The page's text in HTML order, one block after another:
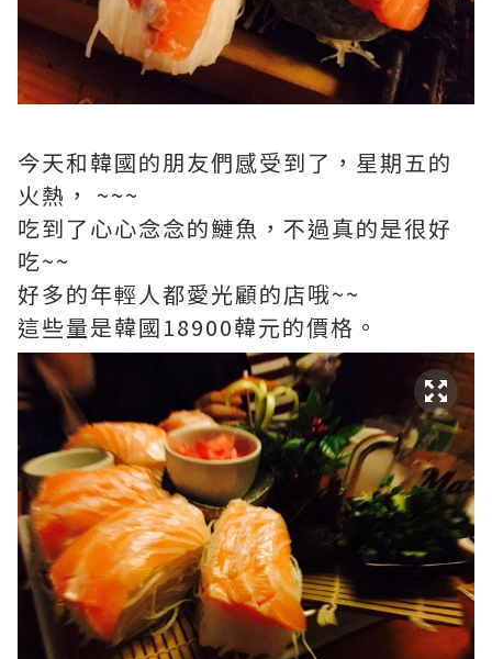
今天和韓國的朋友們感受到了，星期五的
火熱， ~~~
吃到了心心念念的鰱魚，不過真的是很好
吃~~
好多的年輕人都愛光顧的店哦~~
這些量是韓國18900韓元的價格。